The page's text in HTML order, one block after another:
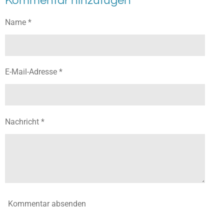
Name *
E-Mail-Adresse *
Nachricht *
Kommentar absenden